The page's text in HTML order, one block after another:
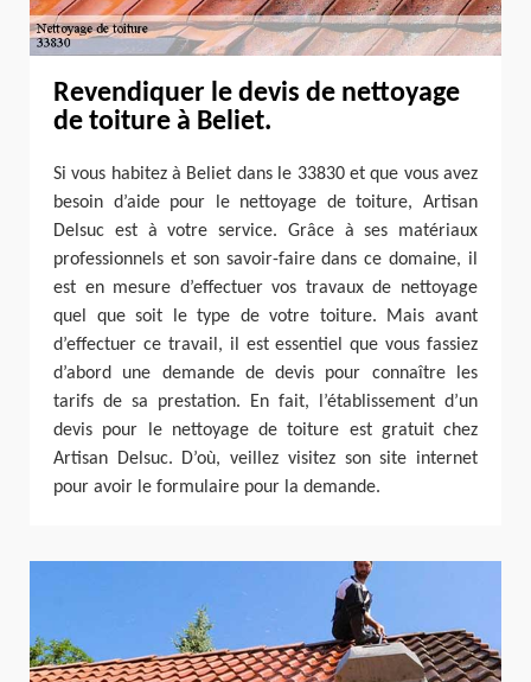
Revendiquer le devis de nettoyage
de toiture à Beliet.
Si vous habitez à Beliet dans le 33830 et que vous avez
besoin d’aide pour le nettoyage de toiture, Artisan
Delsuc est à votre service. Grâce à ses matériaux
professionnels et son savoir-faire dans ce domaine, il
est en mesure d’effectuer vos travaux de nettoyage
quel que soit le type de votre toiture. Mais avant
d’effectuer ce travail, il est essentiel que vous fassiez
d’abord une demande de devis pour connaître les
tarifs de sa prestation. En fait, l’établissement d’un
devis pour le nettoyage de toiture est gratuit chez
Artisan Delsuc. D’où, veillez visitez son site internet
pour avoir le formulaire pour la demande.